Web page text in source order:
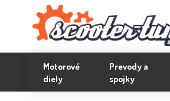
Motorové
diely
Prevody a
spojky